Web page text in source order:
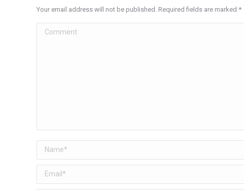
Your email address will not be published. Required fields are marked *
Comment
Name *
Email *